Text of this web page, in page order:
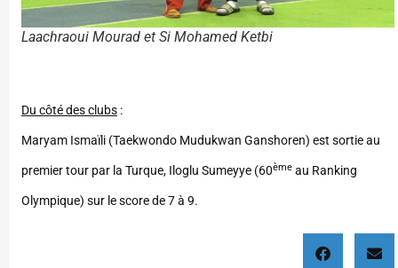
Laachraoui Mourad et Si Mohamed Ketbi
Du côté des clubs :
Maryam Ismaïli (Taekwondo Mudukwan Ganshoren) est sortie au
premier tour par la Turque, Iloglu Sumeyye (60ème au Ranking
Olympique) sur le score de 7 à 9.